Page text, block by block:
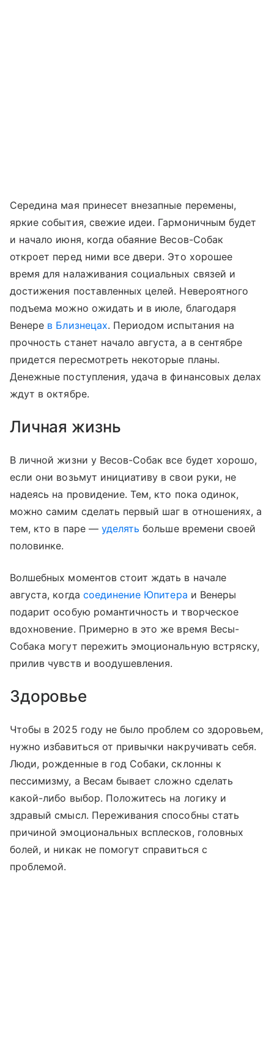
Середина мая принесет внезапные перемены,
яркие события, свежие идеи. Гармоничным будет
и начало июня, когда обаяние Весов-Собак
откроет перед ними все двери. Это хорошее
время для налаживания социальных связей и
достижения поставленных целей. Невероятного
подъема можно ожидать и в июле, благодаря
Венере в Близнецах. Периодом испытания на
прочность станет начало августа, а в сентябре
придется пересмотреть некоторые планы.
Денежные поступления, удача в финансовых делах
ждут в октябре.
Личная жизнь
В личной жизни у Весов-Собак все будет хорошо,
если они возьмут инициативу в свои руки, не
надеясь на провидение. Тем, кто пока одинок,
можно самим сделать первый шаг в отношениях, а
тем, кто в паре — уделять больше времени своей
половинке.
Волшебных моментов стоит ждать в начале
августа, когда соединение Юпитера и Венеры
подарит особую романтичность и творческое
вдохновение. Примерно в это же время Весы-
Собака могут пережить эмоциональную встряску,
прилив чувств и воодушевления.
Здоровье
Чтобы в 2025 году не было проблем со здоровьем,
нужно избавиться от привычки накручивать себя.
Люди, рожденные в год Собаки, склонны к
пессимизму, а Весам бывает сложно сделать
какой-либо выбор. Положитесь на логику и
здравый смысл. Переживания способны стать
причиной эмоциональных всплесков, головных
болей, и никак не помогут справиться с
проблемой.